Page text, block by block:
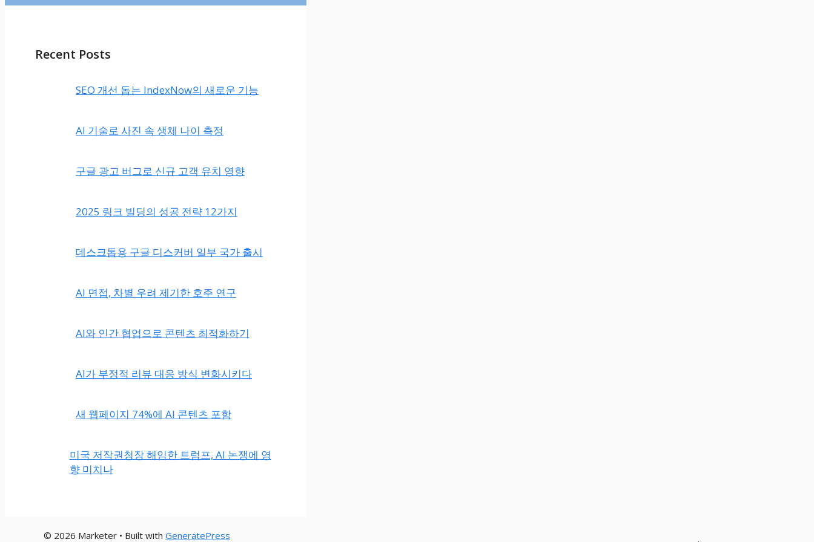
Recent Posts
SEO 개선 돕는 IndexNow의 새로운 기능
AI 기술로 사진 속 생체 나이 측정
구글 광고 버그로 신규 고객 유치 영향
2025 링크 빌딩의 성공 전략 12가지
데스크톱용 구글 디스커버 일부 국가 출시
AI 면접, 차별 우려 제기한 호주 연구
AI와 인간 협업으로 콘텐츠 최적화하기
AI가 부정적 리뷰 대응 방식 변화시키다
새 웹페이지 74%에 AI 콘텐츠 포함
미국 저작권청장 해임한 트럼프, AI 논쟁에 영
향 미치나
© 2026 Marketer • Built with GeneratePress